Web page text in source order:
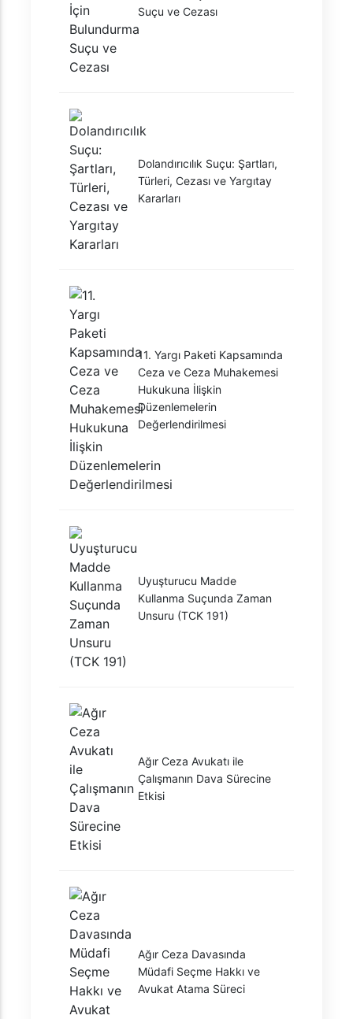
Suçu ve Cezası
Dolandırıcılık Suçu: Şartları,
Türleri, Cezası ve Yargıtay
Kararları
11. Yargı Paketi Kapsamında
Ceza ve Ceza Muhakemesi
Hukukuna İlişkin
Düzenlemelerin
Değerlendirilmesi
Uyuşturucu Madde
Kullanma Suçunda Zaman
Unsuru (TCK 191)
Ağır Ceza Avukatı ile
Çalışmanın Dava Sürecine
Etkisi
Ağır Ceza Davasında
Müdafi Seçme Hakkı ve
Avukat Atama Süreci